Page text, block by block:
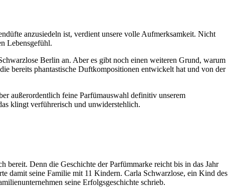
anzusiedeln ist, verdient unsere volle Aufmerksamkeit. Nicht
Lebensgefühl.
Berlin an. Aber es gibt noch einen weiteren Grund, warum
bereits phantastische Duftkompositionen entwickelt hat und von der
außerordentlich feine Parfümauswahl definitiv unserem
klingt verführerisch und unwiderstehlich.
Denn die Geschichte der Parfümmarke reicht bis in das Jahr
damit seine Familie mit 11 Kindern. Carla Schwarzlose, ein Kind des
seine Erfolgsgeschichte schrieb.